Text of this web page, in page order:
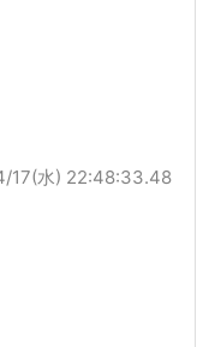
17(水) 22:48:33.48